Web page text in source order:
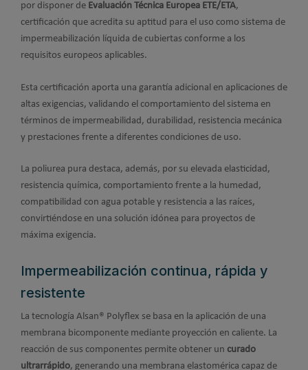
por disponer de Evaluación Técnica Europea ETE/ETA,
certificación que acredita su aptitud para el uso como sistema de
impermeabilización líquida de cubiertas conforme a los
requisitos europeos aplicables.
Esta certificación aporta una garantía adicional en aplicaciones de
altas exigencias, validando el comportamiento del sistema en
términos de impermeabilidad, durabilidad, resistencia mecánica
y prestaciones frente a diferentes condiciones de uso.
La poliurea pura destaca, además, por su elevada elasticidad,
resistencia química, comportamiento frente a la humedad,
compatibilidad con agua potable y resistencia a las raíces,
convirtiéndose en una solución idónea para proyectos de
máxima exigencia.
Impermeabilización continua, rápida y
resistente
La tecnología Alsan® Polyflex se basa en la aplicación de una
membrana bicomponente mediante proyección en caliente. La
reacción de sus componentes permite obtener un curado
ultrarrápido, generando una membrana elastomérica capaz de